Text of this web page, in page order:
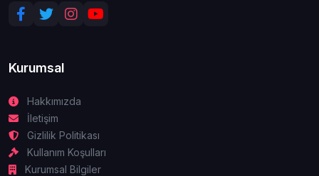
Kurumsal
Hakkımızda
İletişim
Gizlilik Politikası
Kullanım Koşulları
Kurumsal Bilgiler